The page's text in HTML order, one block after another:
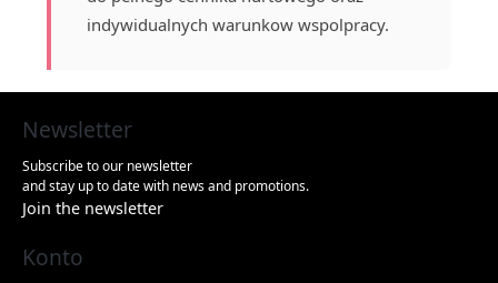
indywidualnych warunkow wspolpracy.
Newsletter
Subscribe to our newsletter
and stay up to date with news and promotions.
Join the newsletter
Konto